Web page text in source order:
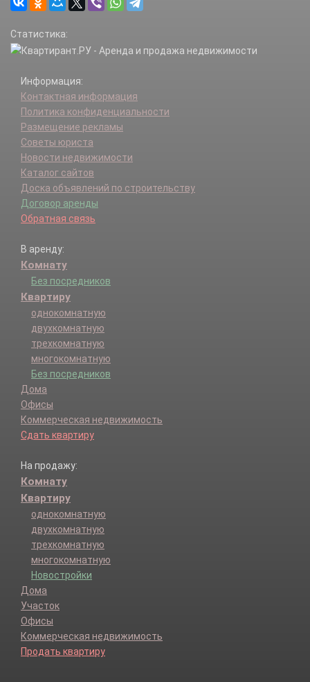
Статистика:
Информация:
Контактная информация
Политика конфиденциальности
Размещение рекламы
Советы юриста
Новости недвижимости
Каталог сайтов
Доска объявлений по строительству
Договор аренды
Обратная связь
В аренду:
Комнату
Без посредников
Квартиру
однокомнатную
двухкомнатную
трехкомнатную
многокомнатную
Без посредников
Дома
Офисы
Коммерческая недвижимость
Сдать квартиру
На продажу:
Комнату
Квартиру
однокомнатную
двухкомнатную
трехкомнатную
многокомнатную
Новостройки
Дома
Участок
Офисы
Коммерческая недвижимость
Продать квартиру